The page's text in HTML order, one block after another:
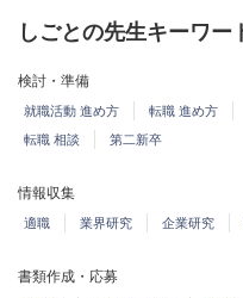
しごとの先生キーワー
検討・準備
就職活動 進め方 転職 進め方
転職 相談
第二新卒
情報収集
適職 業界研究 企業研究
書類作成・応募